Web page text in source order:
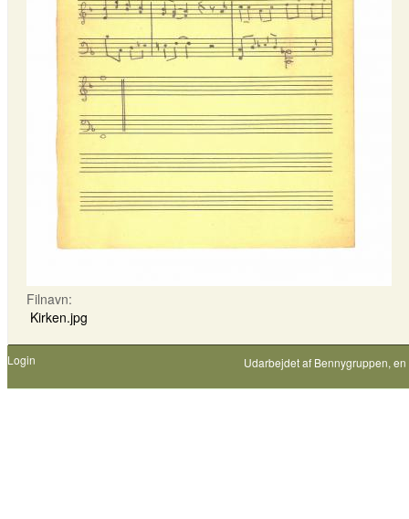
Filnavn:
Kirken.jpg
Login Udarbejdet af Bennygruppen,